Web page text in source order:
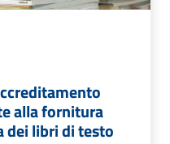
alla fornitura
libri di testo